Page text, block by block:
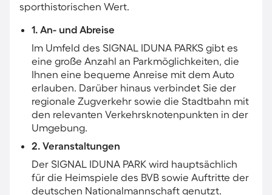
sporthistorischen Wert.
1. An- und Abreise
Im Umfeld des SIGNAL IDUNA PARKS gibt es
eine große Anzahl an Parkmöglichkeiten, die
Ihnen eine bequeme Anreise mit dem Auto
erlauben. Darüber hinaus verbindet Sie der
regionale Zugverkehr sowie die Stadtbahn mit
den relevanten Verkehrsknotenpunkten in der
Umgebung.
2. Veranstaltungen
Der SIGNAL IDUNA PARK wird hauptsächlich
für die Heimspiele des BVB sowie Auftritte der
deutschen Nationalmannschaft genutzt.